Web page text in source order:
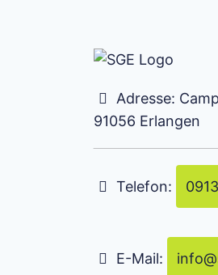
Adresse:
91056 Erlangen
Telefon:
E-Mail: info@